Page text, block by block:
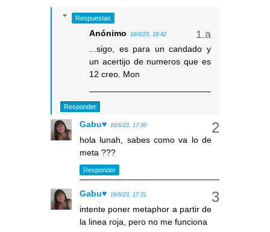
Respuestas
Anónimo 16/6/23, 18:42
...sigo, es para un candado y
un acertijo de numeros que es
12 creo. Mon
Responder
Gabu♥ 16/6/23, 17:30
hola lunah, sabes como va lo de
meta ???
Responder
Gabu♥ 16/6/23, 17:31
intente poner metaphor a partir de
la linea roja, pero no me funciona